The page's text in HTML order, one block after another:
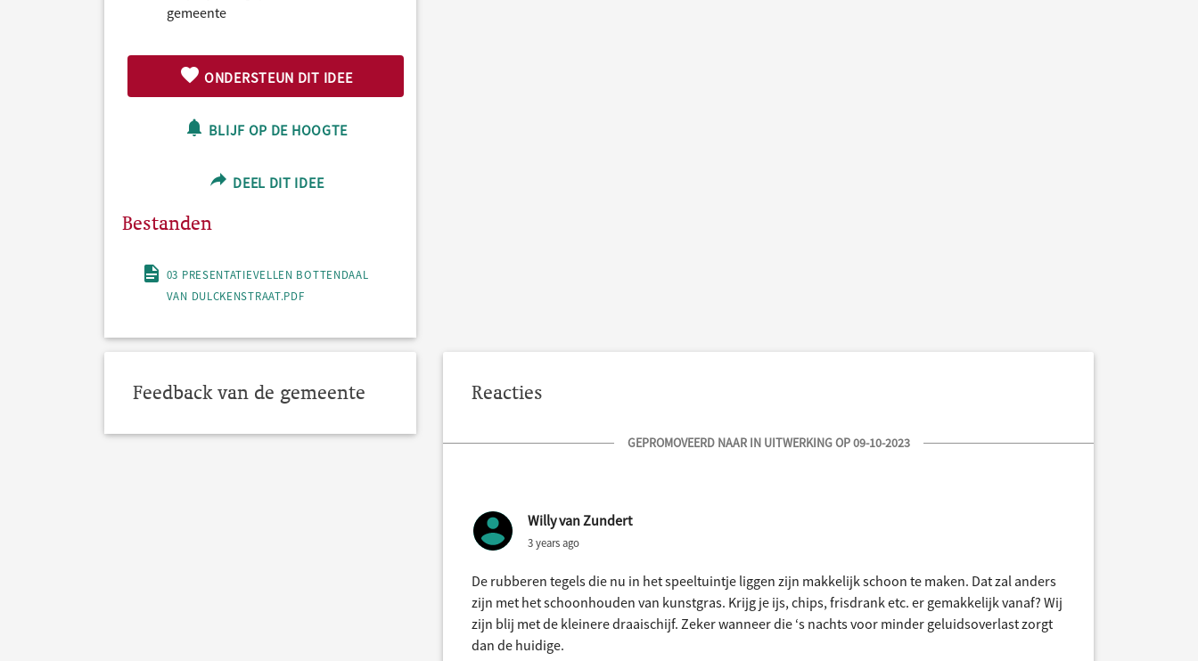
gemeente
ONDERSTEUN DIT IDEE
BLIJF OP DE HOOGTE
DEEL DIT IDEE
Bestanden
03 PRESENTATIEVELLEN BOTTENDAAL
VAN DULCKENSTRAAT.PDF
Feedback van de gemeente Reacties
GEPROMOVEERD NAAR IN UITWERKING OP 09-10-2023
Willy van Zundert
3 years ago
De rubberen tegels die nu in het speeltuintje liggen zijn makkelijk schoon te maken. Dat zal anders
zijn met het schoonhouden van kunstgras. Krijg je ijs, chips, frisdrank etc. er gemakkelijk vanaf? Wij
zijn blij met de kleinere draaischijf. Zeker wanneer die ‘s nachts voor minder geluidsoverlast zorgt
dan de huidige.